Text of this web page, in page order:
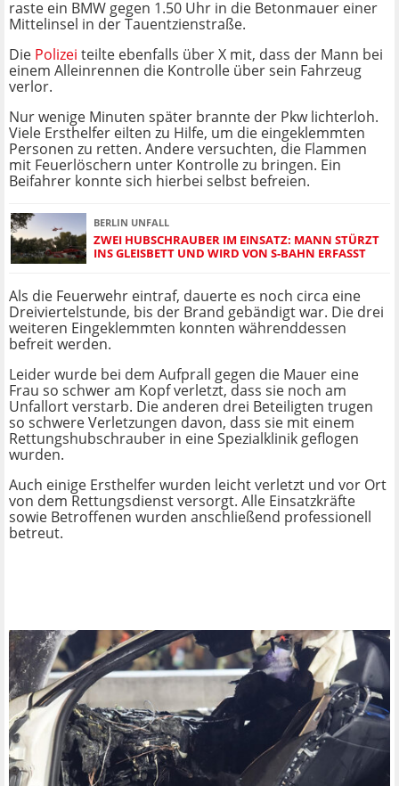
raste ein BMW gegen 1.50 Uhr in die Betonmauer einer
Mittelinsel in der Tauentzienstraße.
Die Polizei teilte ebenfalls über X mit, dass der Mann bei
einem Alleinrennen die Kontrolle über sein Fahrzeug
verlor.
Nur wenige Minuten später brannte der Pkw lichterloh.
Viele Ersthelfer eilten zu Hilfe, um die eingeklemmten
Personen zu retten. Andere versuchten, die Flammen
mit Feuerlöschern unter Kontrolle zu bringen. Ein
Beifahrer konnte sich hierbei selbst befreien.
BERLIN UNFALL
ZWEI HUBSCHRAUBER IM EINSATZ: MANN STÜRZT
INS GLEISBETT UND WIRD VON S-BAHN ERFASST
Als die Feuerwehr eintraf, dauerte es noch circa eine
Dreiviertelstunde, bis der Brand gebändigt war. Die drei
weiteren Eingeklemmten konnten währenddessen
befreit werden.
Leider wurde bei dem Aufprall gegen die Mauer eine
Frau so schwer am Kopf verletzt, dass sie noch am
Unfallort verstarb. Die anderen drei Beteiligten trugen
so schwere Verletzungen davon, dass sie mit einem
Rettungshubschrauber in eine Spezialklinik geflogen
wurden.
Auch einige Ersthelfer wurden leicht verletzt und vor Ort
von dem Rettungsdienst versorgt. Alle Einsatzkräfte
sowie Betroffenen wurden anschließend professionell
betreut.